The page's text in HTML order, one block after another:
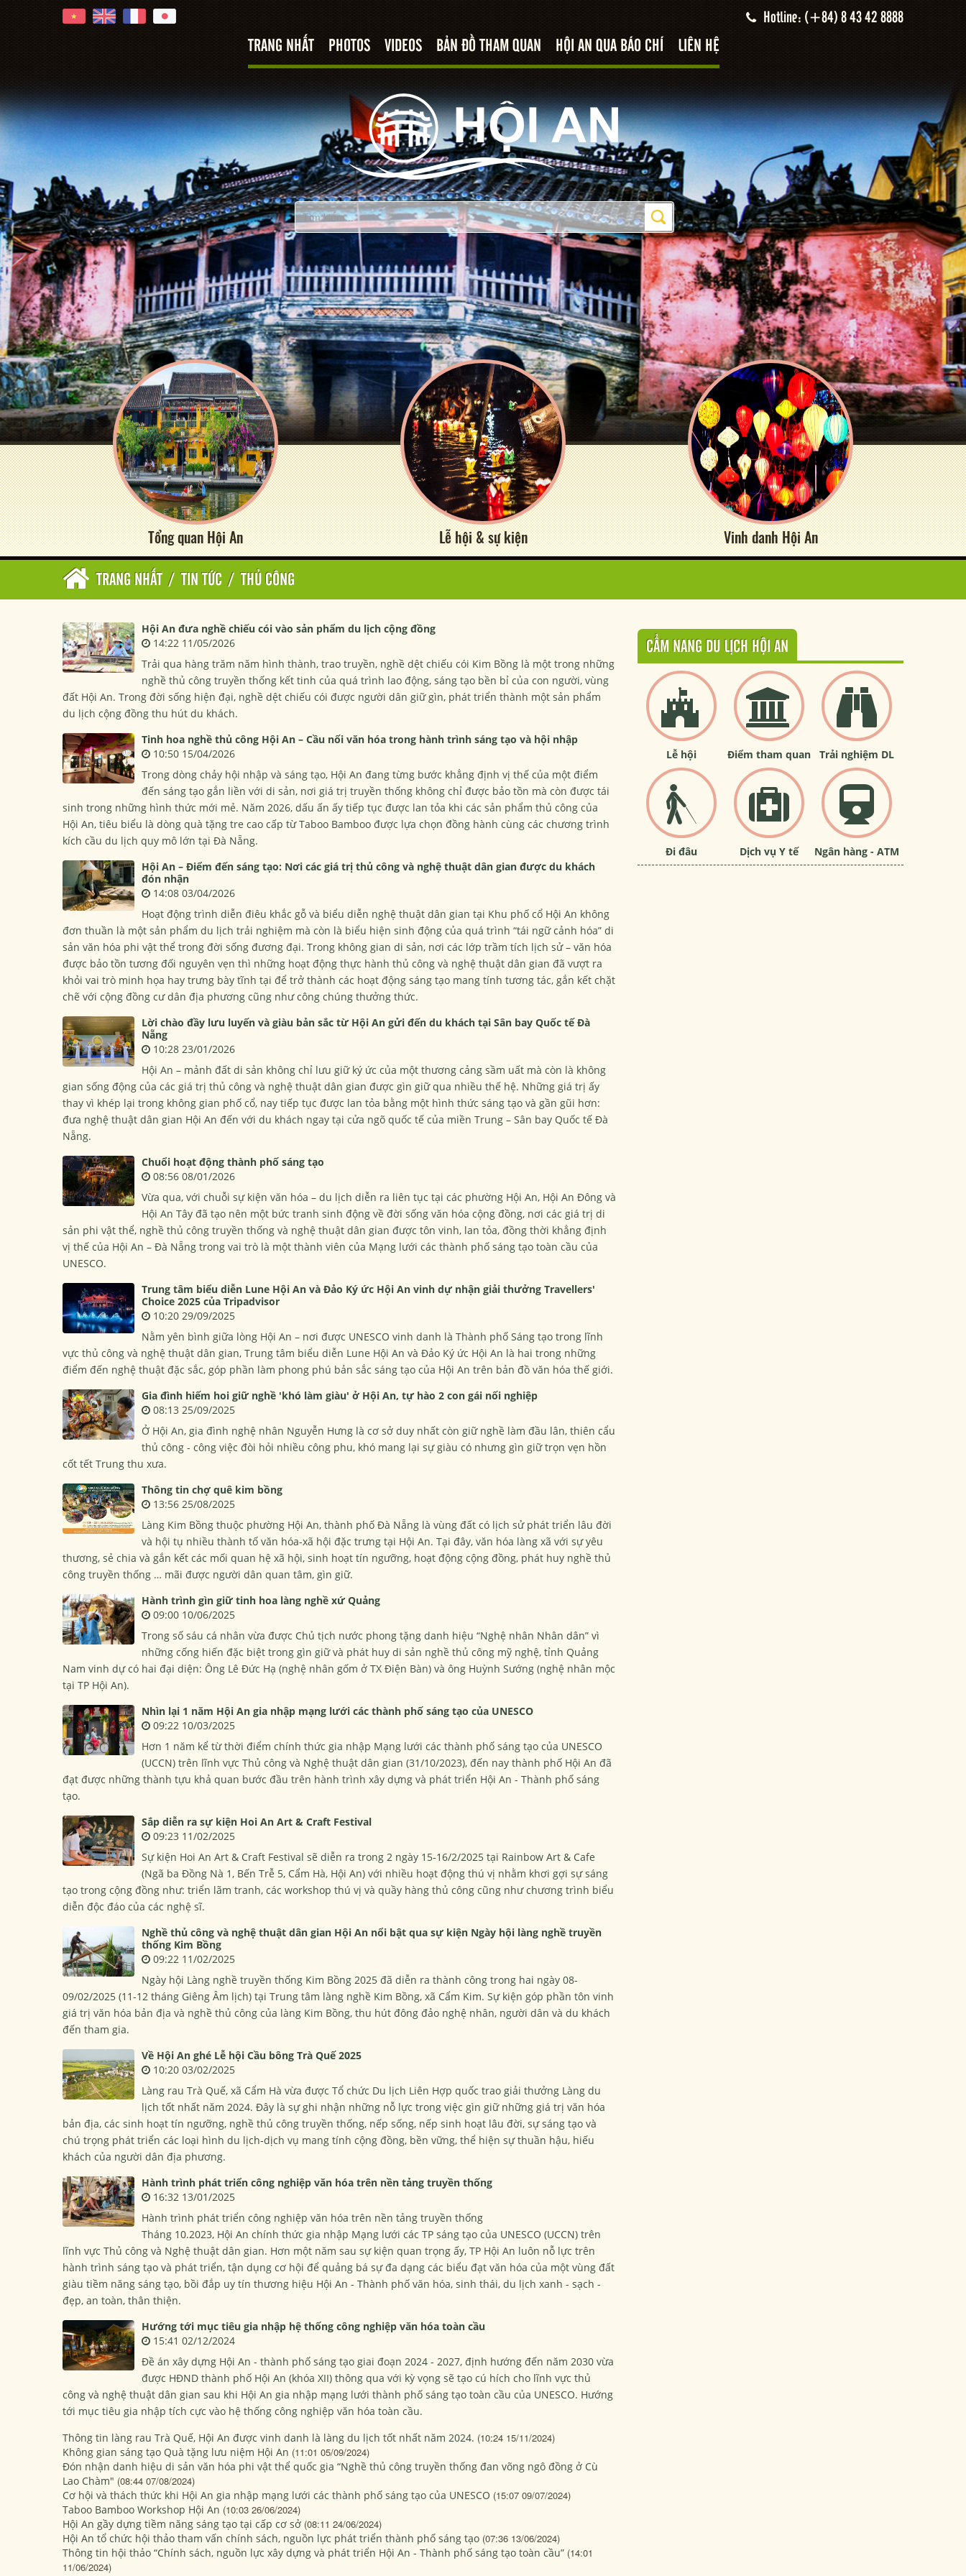
Hotline: (+84) 8 43 42 8888
TRANG NHẤT PHOTOS VIDEOS BẢN ĐỒ THAM QUAN HỘI AN QUA BÁO CHÍ LIÊN HỆ
Tổng quan Hội An Lễ hội & sự kiện Vinh danh Hội An
TRANG NHẤT / TIN TỨC / THỦ CÔNG
Hội An đưa nghề chiếu cói vào sản phẩm du lịch cộng đồng
14:22 11/05/2026
Trải qua hàng trăm năm hình thành, trao truyền, nghề dệt chiếu cói Kim Bồng là một trong những
nghề thủ công truyền thống kết tinh của quá trình lao động, sáng tạo bền bỉ của con người, vùng
đất Hội An. Trong đời sống hiện đại, nghề dệt chiếu cói được người dân giữ gìn, phát triển thành một sản phẩm
du lịch cộng đồng thu hút du khách.
Tinh hoa nghề thủ công Hội An – Cầu nối văn hóa trong hành trình sáng tạo và hội nhập
10:50 15/04/2026
Trong dòng chảy hội nhập và sáng tạo, Hội An đang từng bước khẳng định vị thế của một điểm
đến sáng tạo gắn liền với di sản, nơi giá trị truyền thống không chỉ được bảo tồn mà còn được tái
sinh trong những hình thức mới mẻ. Năm 2026, dấu ấn ấy tiếp tục được lan tỏa khi các sản phẩm thủ công của
Hội An, tiêu biểu là dòng quà tặng tre cao cấp từ Taboo Bamboo được lựa chọn đồng hành cùng các chương trình
kích cầu du lịch quy mô lớn tại Đà Nẵng.
Hội An – Điểm đến sáng tạo: Nơi các giá trị thủ công và nghệ thuật dân gian được du khách
đón nhận
14:08 03/04/2026
Hoạt động trình diễn điêu khắc gỗ và biểu diễn nghệ thuật dân gian tại Khu phố cổ Hội An không
đơn thuần là một sản phẩm du lịch trải nghiệm mà còn là biểu hiện sinh động của quá trình “tái ngữ cảnh hóa” di
sản văn hóa phi vật thể trong đời sống đương đại. Trong không gian di sản, nơi các lớp trầm tích lịch sử – văn hóa
được bảo tồn tương đối nguyên vẹn thì những hoạt động thực hành thủ công và nghệ thuật dân gian đã vượt ra
khỏi vai trò minh họa hay trưng bày tĩnh tại để trở thành các hoạt động sáng tạo mang tính tương tác, gắn kết chặt
chẽ với cộng đồng cư dân địa phương cũng như công chúng thưởng thức.
Lời chào đầy lưu luyến và giàu bản sắc từ Hội An gửi đến du khách tại Sân bay Quốc tế Đà
Nẵng
10:28 23/01/2026
Hội An – mảnh đất di sản không chỉ lưu giữ ký ức của một thương cảng sầm uất mà còn là không
gian sống động của các giá trị thủ công và nghệ thuật dân gian được gìn giữ qua nhiều thế hệ. Những giá trị ấy
thay vì khép lại trong không gian phố cổ, nay tiếp tục được lan tỏa bằng một hình thức sáng tạo và gần gũi hơn:
đưa nghệ thuật dân gian Hội An đến với du khách ngay tại cửa ngõ quốc tế của miền Trung – Sân bay Quốc tế Đà
Nẵng.
Chuổi hoạt động thành phố sáng tạo
08:56 08/01/2026
Vừa qua, với chuỗi sự kiện văn hóa – du lịch diễn ra liên tục tại các phường Hội An, Hội An Đông và
Hội An Tây đã tạo nên một bức tranh sinh động về đời sống văn hóa cộng đồng, nơi các giá trị di
sản phi vật thể, nghề thủ công truyền thống và nghệ thuật dân gian được tôn vinh, lan tỏa, đồng thời khẳng định
vị thế của Hội An – Đà Nẵng trong vai trò là một thành viên của Mạng lưới các thành phố sáng tạo toàn cầu của
UNESCO.
Trung tâm biểu diễn Lune Hội An và Đảo Ký ức Hội An vinh dự nhận giải thưởng Travellers'
Choice 2025 của Tripadvisor
10:20 29/09/2025
Nằm yên bình giữa lòng Hội An – nơi được UNESCO vinh danh là Thành phố Sáng tạo trong lĩnh
vực thủ công và nghệ thuật dân gian, Trung tâm biểu diễn Lune Hội An và Đảo Ký ức Hội An là hai trong những
điểm đến nghệ thuật đặc sắc, góp phần làm phong phú bản sắc sáng tạo của Hội An trên bản đồ văn hóa thế giới.
Gia đình hiếm hoi giữ nghề 'khó làm giàu' ở Hội An, tự hào 2 con gái nối nghiệp
08:13 25/09/2025
Ở Hội An, gia đình nghệ nhân Nguyễn Hưng là cơ sở duy nhất còn giữ nghề làm đầu lân, thiên cẩu
thủ công - công việc đòi hỏi nhiều công phu, khó mang lại sự giàu có nhưng gìn giữ trọn vẹn hồn
cốt tết Trung thu xưa.
Thông tin chợ quê kim bồng
13:56 25/08/2025
Làng Kim Bồng thuộc phường Hội An, thành phố Đà Nẵng là vùng đất có lịch sử phát triển lâu đời
và hội tụ nhiều thành tố văn hóa-xã hội đặc trưng tại Hội An. Tại đây, văn hóa làng xã với sự yêu
thương, sẻ chia và gắn kết các mối quan hệ xã hội, sinh hoạt tín ngưỡng, hoạt động cộng đồng, phát huy nghề thủ
công truyền thống … mãi được người dân quan tâm, gìn giữ.
Hành trình gìn giữ tinh hoa làng nghề xứ Quảng
09:00 10/06/2025
Trong số sáu cá nhân vừa được Chủ tịch nước phong tặng danh hiệu “Nghệ nhân Nhân dân” vì
những cống hiến đặc biệt trong gìn giữ và phát huy di sản nghề thủ công mỹ nghệ, tỉnh Quảng
Nam vinh dự có hai đại diện: Ông Lê Đức Hạ (nghệ nhân gốm ở TX Điện Bàn) và ông Huỳnh Sướng (nghệ nhân mộc
tại TP Hội An).
Nhìn lại 1 năm Hội An gia nhập mạng lưới các thành phố sáng tạo của UNESCO
09:22 10/03/2025
Hơn 1 năm kể từ thời điểm chính thức gia nhập Mạng lưới các thành phố sáng tạo của UNESCO
(UCCN) trên lĩnh vực Thủ công và Nghệ thuật dân gian (31/10/2023), đến nay thành phố Hội An đã
đạt được những thành tựu khả quan bước đầu trên hành trình xây dựng và phát triển Hội An - Thành phố sáng
tạo.
Sắp diễn ra sự kiện Hoi An Art & Craft Festival
09:23 11/02/2025
Sự kiện Hoi An Art & Craft Festival sẽ diễn ra trong 2 ngày 15-16/2/2025 tại Rainbow Art & Cafe
(Ngã ba Đồng Nà 1, Bến Trễ 5, Cẩm Hà, Hội An) với nhiều hoạt động thú vị nhằm khơi gợi sự sáng
tạo trong cộng đồng như: triển lãm tranh, các workshop thú vị và quầy hàng thủ công cũng như chương trình biểu
diễn độc đáo của các nghệ sĩ.
Nghề thủ công và nghệ thuật dân gian Hội An nổi bật qua sự kiện Ngày hội làng nghề truyền
thống Kim Bồng
09:22 11/02/2025
Ngày hội Làng nghề truyền thống Kim Bồng 2025 đã diễn ra thành công trong hai ngày 08-
09/02/2025 (11-12 tháng Giêng Âm lịch) tại Trung tâm làng nghề Kim Bồng, xã Cẩm Kim. Sự kiện góp phần tôn vinh
giá trị văn hóa bản địa và nghề thủ công của làng Kim Bồng, thu hút đông đảo nghệ nhân, người dân và du khách
đến tham gia.
Về Hội An ghé Lễ hội Cầu bông Trà Quế 2025
10:20 03/02/2025
Làng rau Trà Quế, xã Cẩm Hà vừa được Tổ chức Du lịch Liên Hợp quốc trao giải thưởng Làng du
lịch tốt nhất năm 2024. Đây là sự ghi nhận những nỗ lực trong việc gìn giữ những giá trị văn hóa
bản địa, các sinh hoạt tín ngưỡng, nghề thủ công truyền thống, nếp sống, nếp sinh hoạt lâu đời, sự sáng tạo và
chú trọng phát triển các loại hình du lịch-dịch vụ mang tính cộng đồng, bền vững, thể hiện sự thuần hậu, hiếu
khách của người dân địa phương.
Hành trình phát triển công nghiệp văn hóa trên nền tảng truyền thống
16:32 13/01/2025
Hành trình phát triển công nghiệp văn hóa trên nền tảng truyền thống
Tháng 10.2023, Hội An chính thức gia nhập Mạng lưới các TP sáng tạo của UNESCO (UCCN) trên
lĩnh vực Thủ công và Nghệ thuật dân gian. Hơn một năm sau sự kiện quan trọng ấy, TP Hội An luôn nỗ lực trên
hành trình sáng tạo và phát triển, tận dụng cơ hội để quảng bá sự đa dạng các biểu đạt văn hóa của một vùng đất
giàu tiềm năng sáng tạo, bồi đắp uy tín thương hiệu Hội An - Thành phố văn hóa, sinh thái, du lịch xanh - sạch -
đẹp, an toàn, thân thiện.
Hướng tới mục tiêu gia nhập hệ thống công nghiệp văn hóa toàn cầu
15:41 02/12/2024
Đề án xây dựng Hội An - thành phố sáng tạo giai đoạn 2024 - 2027, định hướng đến năm 2030 vừa
được HĐND thành phố Hội An (khóa XII) thông qua với kỳ vọng sẽ tạo cú hích cho lĩnh vực thủ
công và nghệ thuật dân gian sau khi Hội An gia nhập mạng lưới thành phố sáng tạo toàn cầu của UNESCO. Hướng
tới mục tiêu gia nhập tích cực vào hệ thống công nghiệp văn hóa toàn cầu.
Thông tin làng rau Trà Quế, Hội An được vinh danh là làng du lịch tốt nhất năm 2024. (10:24 15/11/2024)
Không gian sáng tạo Quà tặng lưu niệm Hội An (11:01 05/09/2024)
Đón nhận danh hiệu di sản văn hóa phi vật thể quốc gia “Nghề thủ công truyền thống đan võng ngô đồng ở Cù
Lao Chàm" (08:44 07/08/2024)
Cơ hội và thách thức khi Hội An gia nhập mạng lưới các thành phố sáng tạo của UNESCO (15:07 09/07/2024)
Taboo Bamboo Workshop Hội An (10:03 26/06/2024)
Hội An gầy dựng tiềm năng sáng tạo tại cấp cơ sở (08:11 24/06/2024)
Hội An tổ chức hội thảo tham vấn chính sách, nguồn lực phát triển thành phố sáng tạo (07:36 13/06/2024)
Thông tin hội thảo “Chính sách, nguồn lực xây dựng và phát triển Hội An - Thành phố sáng tạo toàn cầu” (14:01
11/06/2024)
CẨM NANG DU LỊCH HỘI AN
Lễ hội Điểm tham quan Trải nghiệm DL
Đi đâu Dịch vụ Y tế Ngân hàng - ATM